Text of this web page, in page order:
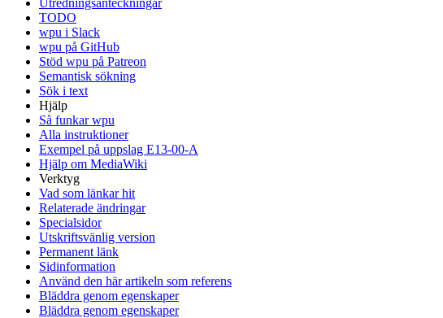
Utredningsanteckningar
TODO
wpu i Slack
wpu på GitHub
Stöd wpu på Patreon
Semantisk sökning
Sök i text
Hjälp
Så funkar wpu
Alla instruktioner
Exempel på uppslag E13-00-A
Hjälp om MediaWiki
Verktyg
Vad som länkar hit
Relaterade ändringar
Specialsidor
Utskriftsvänlig version
Permanent länk
Sidinformation
Använd den här artikeln som referens
Bläddra genom egenskaper
Bläddra genom egenskaper